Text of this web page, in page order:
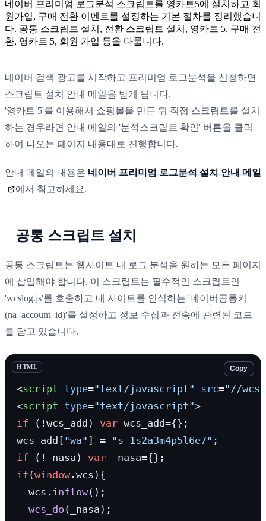
네이버 프리미엄 로그분석 스크립트를 영카트5에 설치하고 회
원가입, 구매 전환 이벤트를 설정하는 기본 절차를 정리했습니
다. 공통 스크립트 설치, 전환 스크립트 설치, 영카트 5, 구매 전
환, 영카트 5, 회원 가입 등을 다룹니다.
네이버 검색 광고를 시작하고 프리미엄 로그분석을 신청하면
스크립트 설치 안내 메일을 받게 됩니다.
'영카트 5'를 이용해서 쇼핑몰을 만든 뒤 직접 스크립트를 설치
하는 경우라면 안내 메일의 '분석스크립트 확인' 버튼을 클릭
하여 나오는 페이지 내용대로 진행합니다.
안내 메일의 내용은 네이버 프리미엄 로그분석 설치 안내 메일
에서 참고하세요.
공통 스크립트 설치
공통 스크립트는 웹사이트 내 로그 분석을 원하는 모든 페이지
에 삽입해야 합니다. 이 스크립트는 필수적인 스크립트인
'wcslog.js'를 호출하고 내 사이트를 인식하는 '네이버공통키
(na_account_id)'를 설정하고 정보 수집과 전송에 관련된 코드
를 담고 있습니다.
<script type="text/javascript" src="//
<script type="text/javascript">
if (!wcs_add) var wcs_add={};
wcs_add[ "wa" ] = "s_1s2a3m4p5l6e7"
if (!_nasa) var
if (window.wcs ){
wcs. inflow();
wcs_do (_nasa);
HTML Copy